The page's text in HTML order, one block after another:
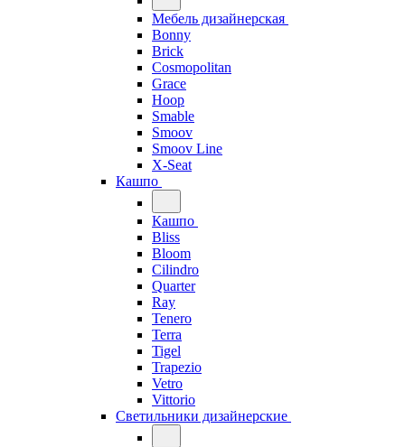
Мебель дизайнерская
Bonny
Brick
Cosmopolitan
Grace
Hoop
Smable
Smoov
Smoov Line
X-Seat
Кашпо
Кашпо
Bliss
Bloom
Cilindro
Quarter
Ray
Tenero
Terra
Tigel
Trapezio
Vetro
Vittorio
Светильники дизайнерские